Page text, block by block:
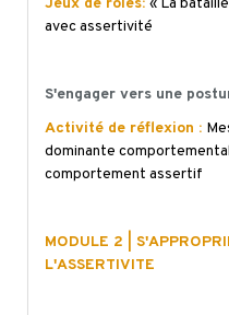
avec assertivité
S'engager vers une
Activité de réflexion :
dominante
comportement assertif
MODULE 2 |
L'ASSERTIVITE